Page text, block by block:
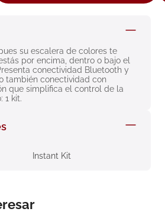
su escalera de colores te
por encima, dentro o bajo el
conectividad Bluetooth y
también conectividad con
que simplifica el control de la
1 kit.
Instant Kit